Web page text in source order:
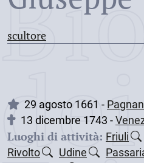
scultore
dei
29 agosto 1661 -
13 dicembre 1743 -
Luoghi di attività: Friuli
Rivolto
Udine